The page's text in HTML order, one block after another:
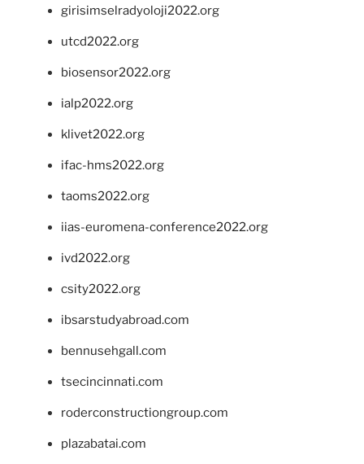
girisimselradyoloji2022.org
utcd2022.org
biosensor2022.org
ialp2022.org
klivet2022.org
ifac-hms2022.org
taoms2022.org
iias-euromena-conference2022.org
ivd2022.org
csity2022.org
ibsarstudyabroad.com
bennusehgall.com
tsecincinnati.com
roderconstructiongroup.com
plazabatai.com